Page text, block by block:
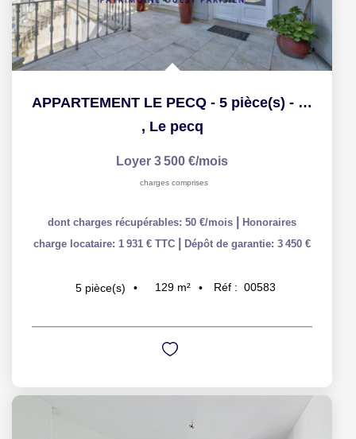
APPARTEMENT LE PECQ - 5 pièce(s) - 128.75 m2
, Le pecq
Loyer 3 500 €/mois
charges comprises
dont charges récupérables: 50 €/mois
Honoraires
charge locataire: 1 931 € TTC
Dépôt de garantie: 3 450 €
5 pièce(s) 129 m² Réf : 00583